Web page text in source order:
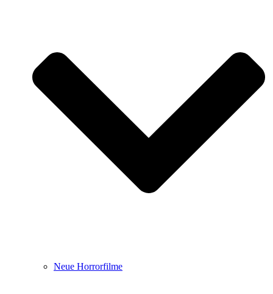
Neue Horrorfilme